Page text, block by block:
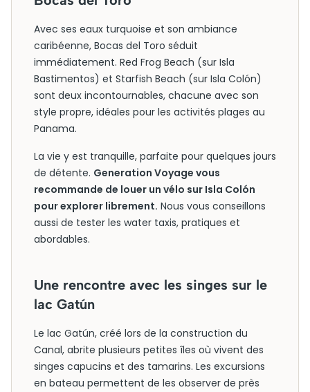
Avec ses eaux turquoise et son ambiance
caribéenne, Bocas del Toro séduit
immédiatement. Red Frog Beach (sur Isla
Bastimentos) et Starfish Beach (sur Isla Colón)
sont deux incontournables, chacune avec son
style propre, idéales pour les activités plages au
Panama.
La vie y est tranquille, parfaite pour quelques jours
de détente. Generation Voyage vous
recommande de louer un vélo sur Isla Colón
pour explorer librement. Nous vous conseillons
aussi de tester les water taxis, pratiques et
abordables.
Une rencontre avec les singes sur le
lac Gatún
Le lac Gatún, créé lors de la construction du
Canal, abrite plusieurs petites îles où vivent des
singes capucins et des tamarins. Les excursions
en bateau permettent de les observer de près